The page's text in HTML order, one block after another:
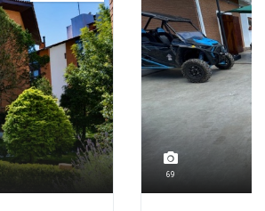
2.600.000,00